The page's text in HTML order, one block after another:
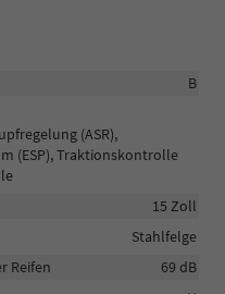
B
(ASR),
(ESP), Traktionskontrolle
15 Zoll
Stahlfelge
Reifen
69 dB